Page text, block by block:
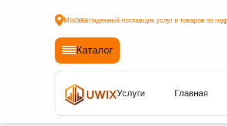
МоскваНадежный поставщик услуг и товаров по
Каталог
Услуги Главная